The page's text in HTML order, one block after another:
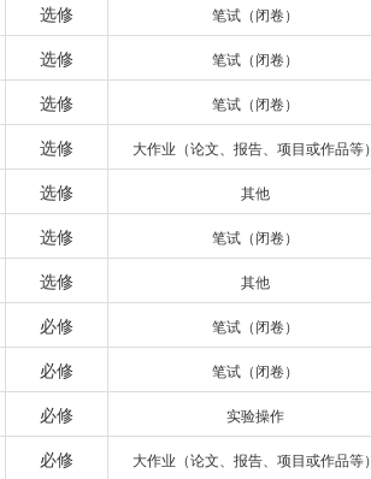
选修 笔试（闭卷）
选修 笔试（闭卷）
选修 笔试（闭卷）
选修 大作业（论文、报告、项目或作品等）
选修 其他
选修 笔试（闭卷）
选修 其他
必修 笔试（闭卷）
必修 笔试（闭卷）
必修 实验操作
必修 大作业（论文、报告、项目或作品等）